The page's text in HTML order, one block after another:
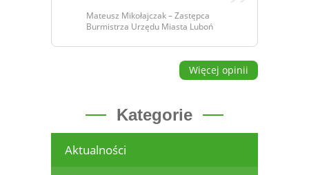
Mateusz Mikołajczak – Zastępca
Burmistrza Urzędu Miasta Luboń
Więcej opinii
Kategorie
Aktualności